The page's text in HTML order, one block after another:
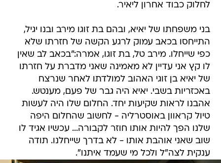
לחלוק כבוד אחרון ליאיר.
בני משפחתו של יאיא, ובהם בת זוגו מירב ובנו יגיל,
התייחסו בכאב עמוק לרגע הקשה של חזרתו שלא
כפי שייחלו. מירב טל, בת זוגו, אמרה:"בכאב לב שאין
לו קץ אני עדיין לא מאמינה שאני מדברת על חזרתו
של יאיא בן זוגי האהוב למולדתו לאחר שנרצח
באכזריות בשבי. יאיא היה גבר של פעם, מענטש.
אהבנו לראות שקיעות יחד. החלום שלו היה לעשות
טיול קראוון באוסטרליה - לחשוב שהחלום היפה
שלנו הפך להיות אותו חוזר לקבורה... עכשיו אגיד לו
שוב שאני אוהבת אותו - לא בדרך שייחלנו. תודה
ענקית לצה"ל ולכל מי שעמד איתנו".